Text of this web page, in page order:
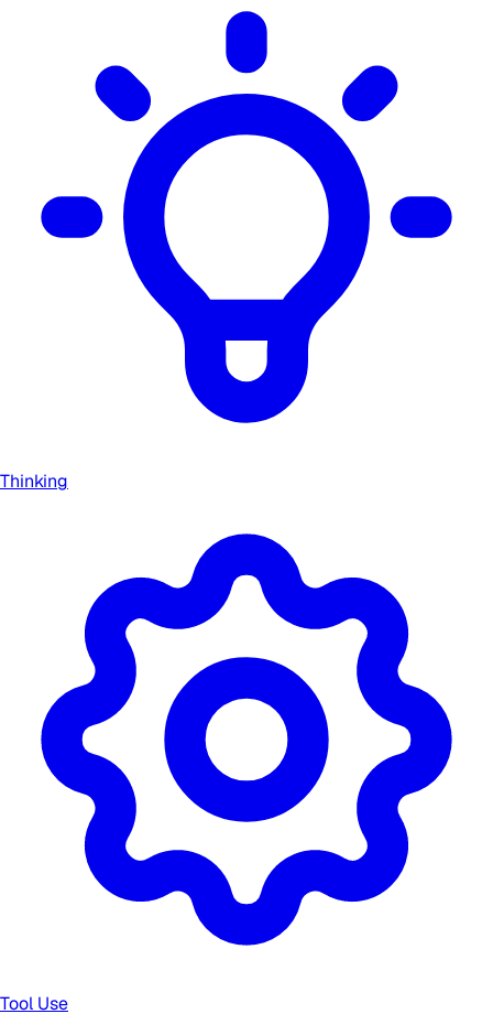
Thinking
Tool Use